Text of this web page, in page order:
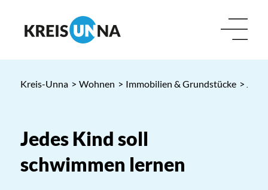
Kreis-Unna > Wohnen > Immobilien & Grundstücke >
Jedes Kind soll
schwimmen lernen